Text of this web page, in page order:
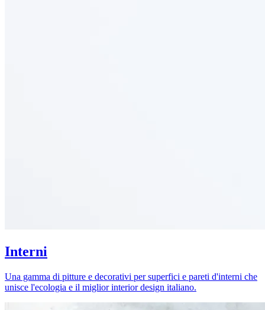
Interni
Una gamma di pitture e decorativi per superfici e pareti d'interni che
unisce l'ecologia e il miglior interior design italiano.